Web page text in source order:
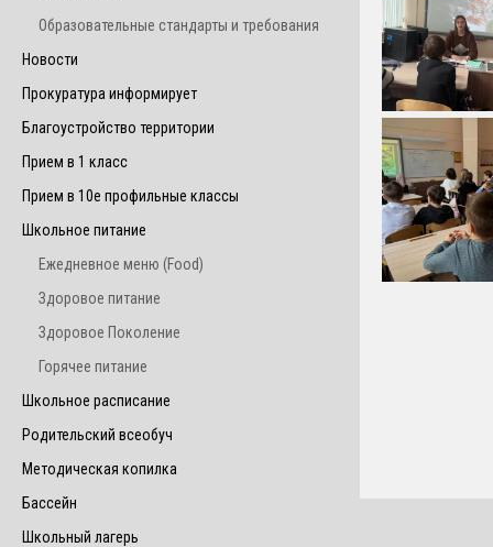
Образовательные стандарты и требования
Новости
Прокуратура информирует
Благоустройство территории
Прием в 1 класс
Прием в 10е профильные классы
Школьное питание
Ежедневное меню (Food)
Здоровое питание
Здоровое Поколение
Горячее питание
Школьное расписание
Родительский всеобуч
Методическая копилка
Бассейн
Школьный лагерь